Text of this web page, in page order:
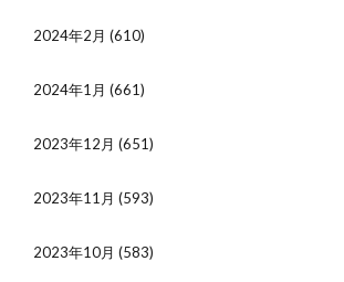
2024年2月 (610)
2024年1月 (661)
2023年12月 (651)
2023年11月 (593)
2023年10月 (583)